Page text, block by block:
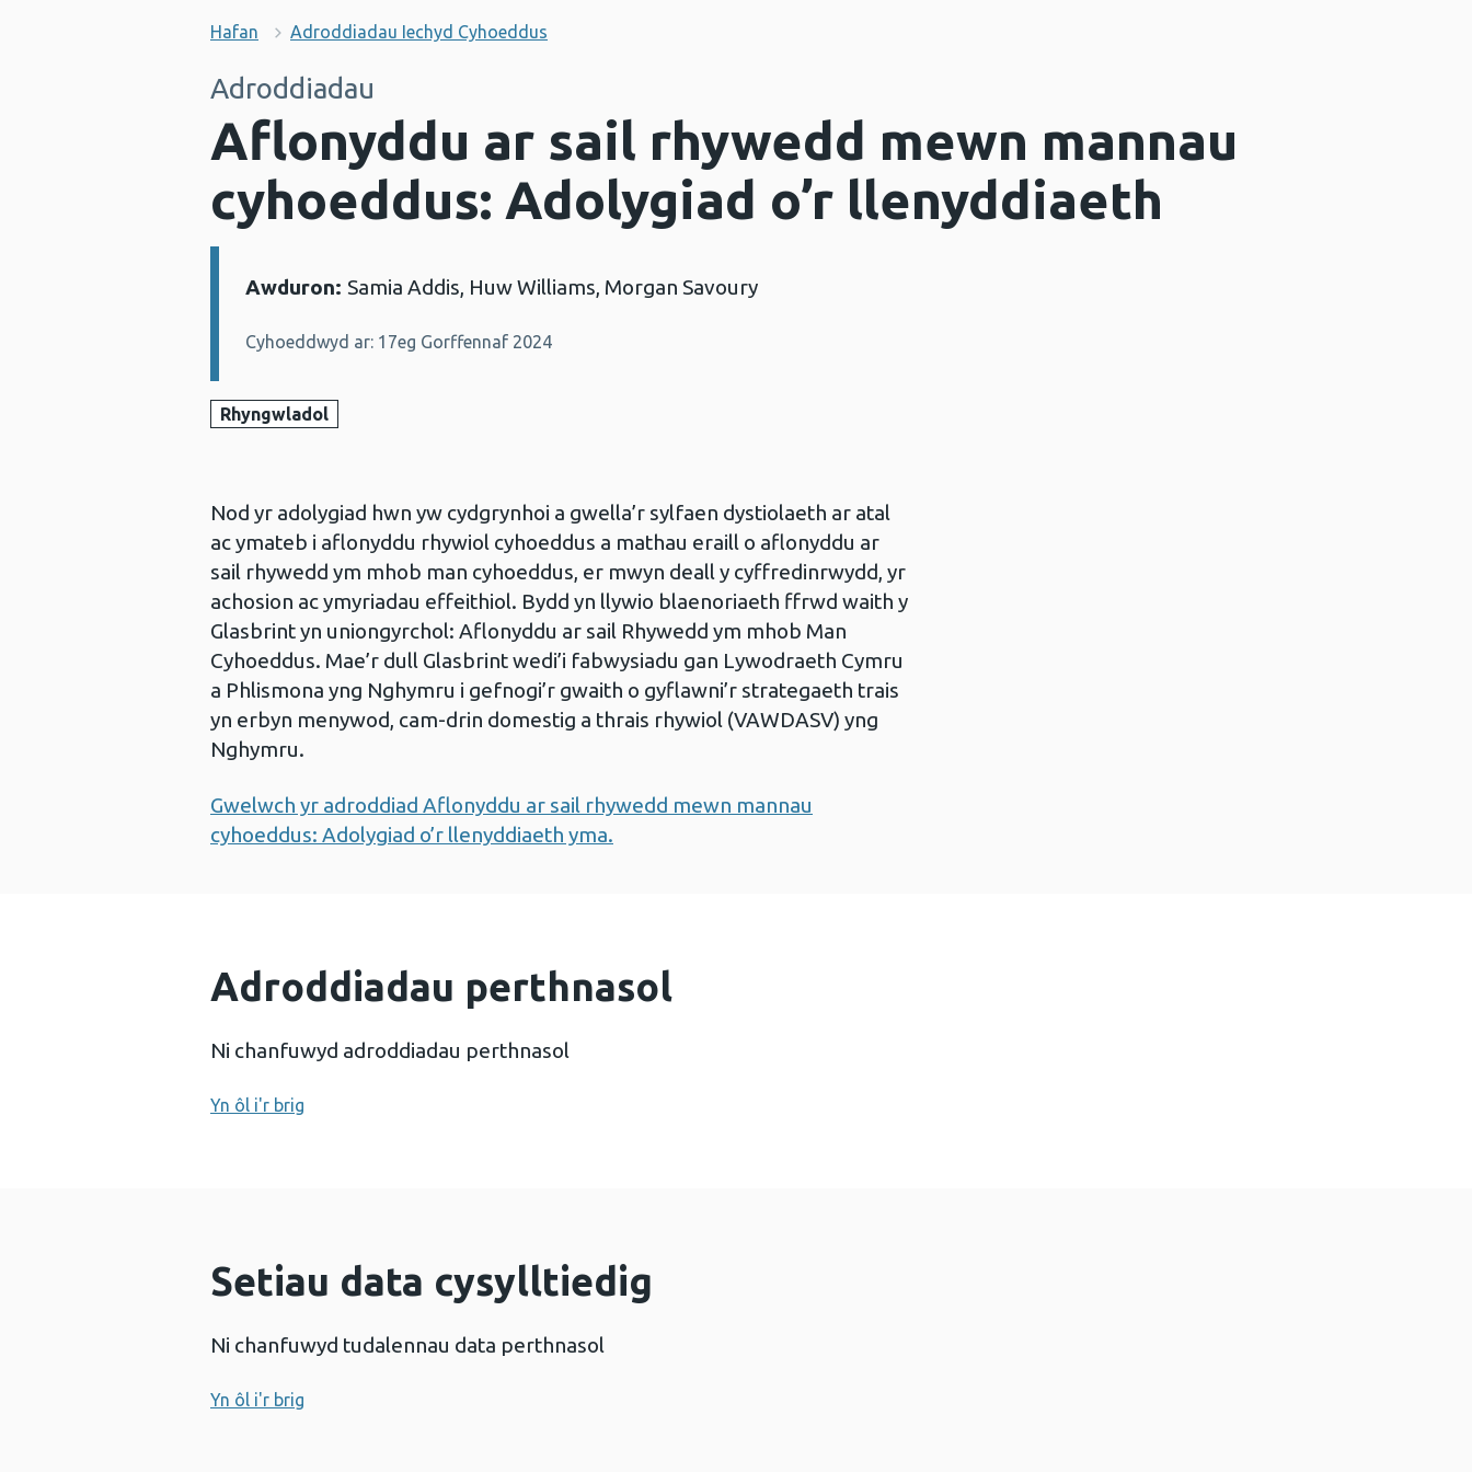
Hafan Adroddiadau Iechyd Cyhoeddus
Adroddiadau
Aflonyddu ar sail rhywedd mewn mannau
cyhoeddus: Adolygiad o’r llenyddiaeth
Manylion:
Awduron: Samia Addis, Huw Williams, Morgan Savoury
Cyhoeddwyd ar: 17eg Gorffennaf 2024
Rhyngwladol
Nod yr adolygiad hwn yw cydgrynhoi a gwella’r sylfaen dystiolaeth ar atal
ac ymateb i aflonyddu rhywiol cyhoeddus a mathau eraill o aflonyddu ar
sail rhywedd ym mhob man cyhoeddus, er mwyn deall y cyffredinrwydd, yr
achosion ac ymyriadau effeithiol. Bydd yn llywio blaenoriaeth ffrwd waith y
Glasbrint yn uniongyrchol: Aflonyddu ar sail Rhywedd ym mhob Man
Cyhoeddus. Mae’r dull Glasbrint wedi’i fabwysiadu gan Lywodraeth Cymru
a Phlismona yng Nghymru i gefnogi’r gwaith o gyflawni’r strategaeth trais
yn erbyn menywod, cam-drin domestig a thrais rhywiol (VAWDASV) yng
Nghymru.
Gwelwch yr adroddiad Aflonyddu ar sail rhywedd mewn mannau
cyhoeddus: Adolygiad o’r llenyddiaeth yma.
Adroddiadau perthnasol
Ni chanfuwyd adroddiadau perthnasol
Yn ôl i'r brig
Setiau data cysylltiedig
Ni chanfuwyd tudalennau data perthnasol
Yn ôl i'r brig